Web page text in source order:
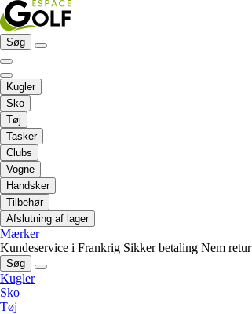
Søg
Kugler
Sko
Tøj
Tasker
Clubs
Vogne
Handsker
Tilbehør
Afslutning af lager
Mærker
Kundeservice i Frankrig Sikker betaling Nem retur
Søg
Kugler
Sko
Tøj